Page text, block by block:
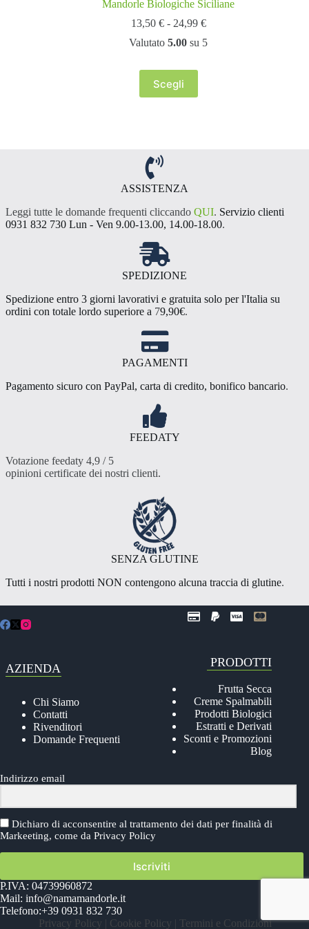
Mandorle Biologiche Siciliane
13,50 € - 24,99 €Fascia
prezzo:
Valutato 5.00 su 5
Scegli
Questo
prodotto
essere
nella
pagina
prodotto
ASSISTENZA
Leggi tutte le domande frequenti cliccando QUI. Servizio clienti
0931 832 730 Lun - Ven 9.00-13.00, 14.00-18.00.
SPEDIZIONE
Spedizione entro 3 giorni lavorativi e gratuita solo per l'Italia su
ordini con totale lordo superiore a 79,90€.
PAGAMENTI
Pagamento sicuro con PayPal, carta di credito, bonifico bancario.
FEEDATY
Votazione feedaty 4,9 / 5
opinioni certificate dei nostri clienti.
SENZA GLUTINE
Tutti i nostri prodotti NON contengono alcuna traccia di glutine.
AZIENDA
Chi Siamo
Contatti
Rivenditori
Domande Frequenti
PRODOTTI
Frutta Secca
Creme Spalmabili
Prodotti Biologici
Estratti e Derivati
Sconti e Promozioni
Blog
Indirizzo email
Dichiaro di acconsentire al trattamento dei dati per finalità di
Markeeting, come da Privacy Policy
Iscriviti
P.IVA: 04739960872
Mail: info@namamandorle.it
Telefono:+39 0931 832 730
Privacy Policy | Cookie Policy | Termini e Condizioni